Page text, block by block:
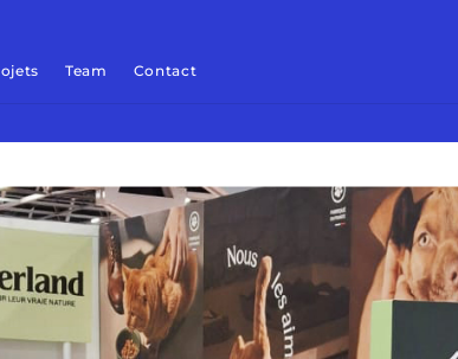
Team Contact